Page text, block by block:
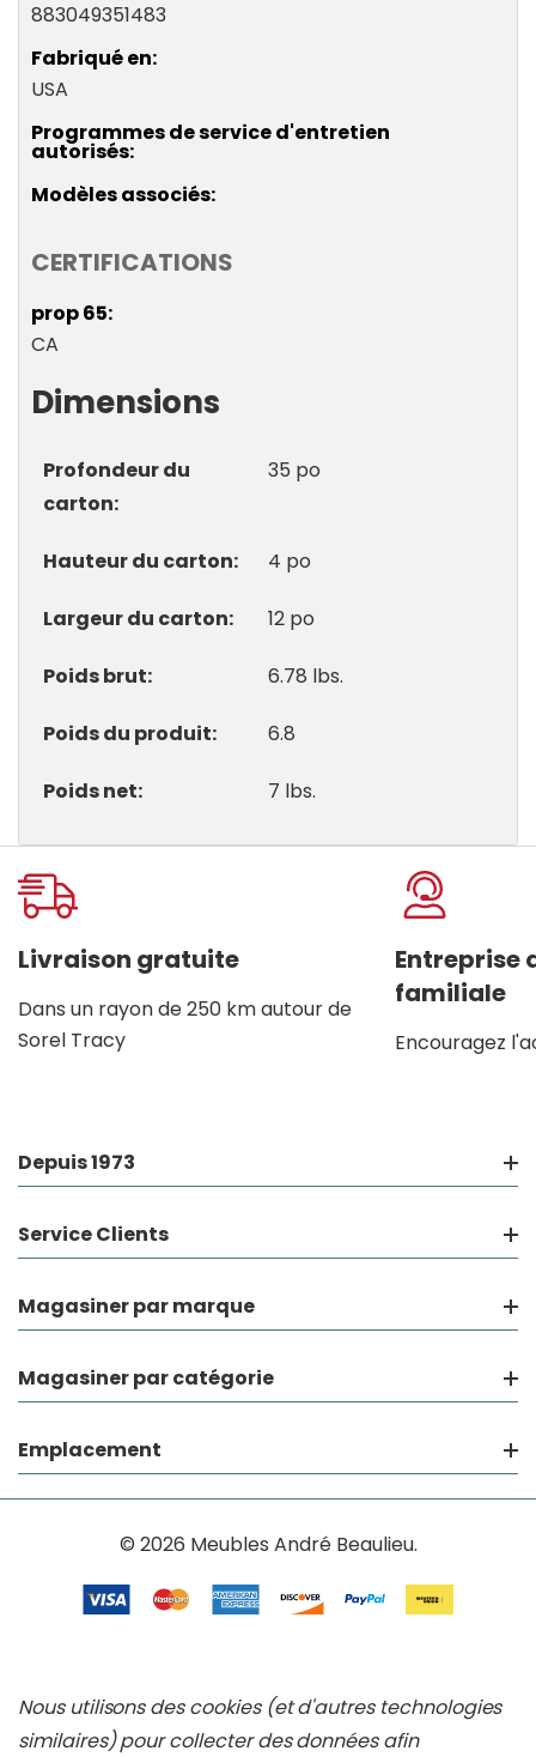
883049351483
Fabriqué en
USA
Programmes de service d'entretien
autorisés
Modèles associés
CERTIFICATIONS
prop 65
CA
Dimensions
Profondeur du
carton
35 po
Hauteur du carton 4 po
Largeur du carton 12 po
Poids brut 6.78 lbs.
Poids du produit 6.8
Poids net 7 lbs.
Onglet
personnalisé
Livraison gratuite
Dans un rayon de 250 km autour de
Sorel Tracy
Entreprise
familiale
Encouragez
Depuis 1973
Service Clients
Magasiner par marque
Magasiner par catégorie
Emplacement
© 2026 Meubles André Beaulieu.
Nous utilisons des cookies (et d'autres technologies
similaires) pour collecter des données afin